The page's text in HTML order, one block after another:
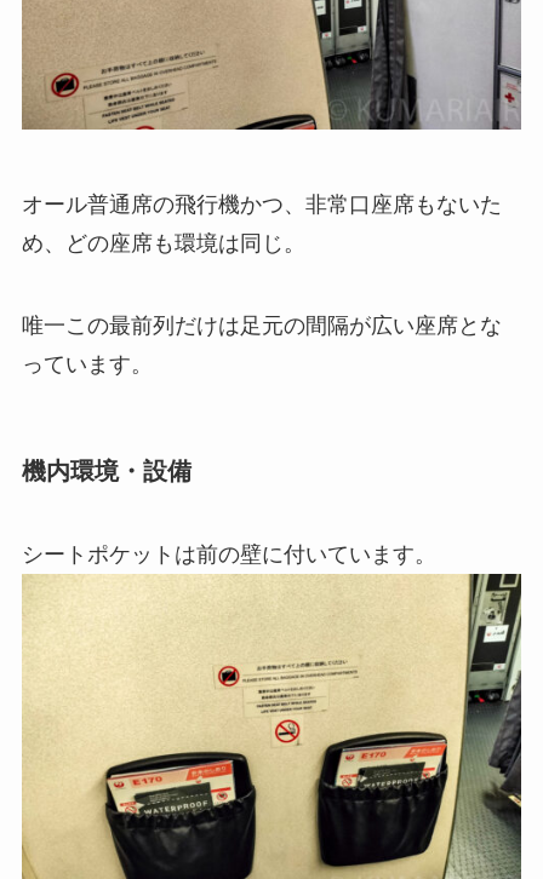
オール普通席の飛行機かつ、非常口座席もないた
め、どの座席も環境は同じ。
唯一この最前列だけは足元の間隔が広い座席とな
っています。
機内環境・設備
シートポケットは前の壁に付いています。